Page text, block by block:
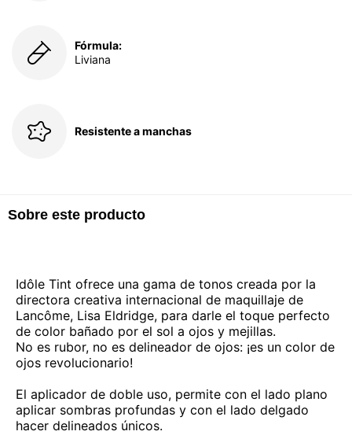
Fórmula:
Liviana
Resistente a manchas
Sobre este producto
Idôle Tint ofrece una gama de tonos creada por la
directora creativa internacional de maquillaje de
Lancôme, Lisa Eldridge, para darle el toque perfecto
de color bañado por el sol a ojos y mejillas.
No es rubor, no es delineador de ojos: ¡es un color de
ojos revolucionario!
El aplicador de doble uso, permite con el lado plano
aplicar sombras profundas y con el lado delgado
hacer delineados únicos.